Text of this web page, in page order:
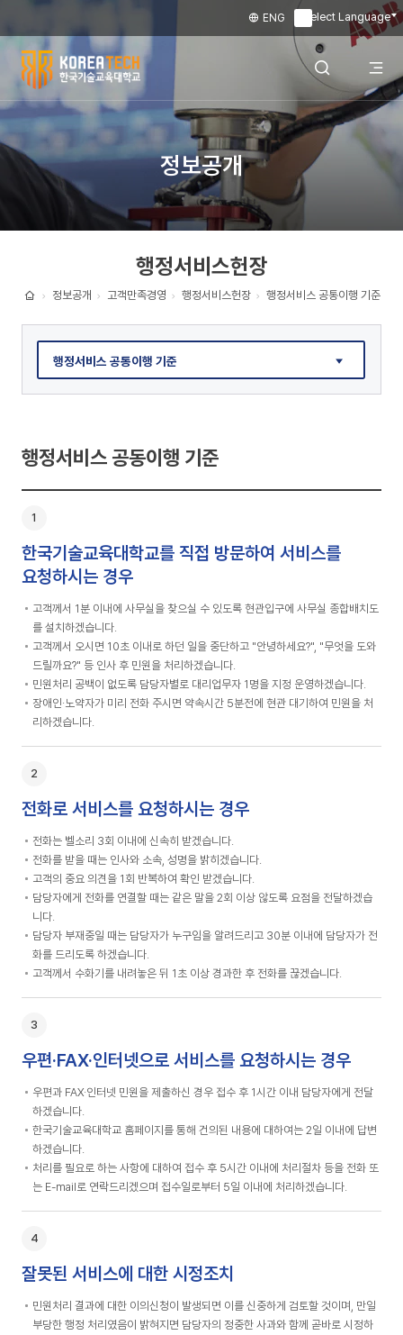
Select Language
▼
ENG
검색 레이어
한
국
기
교
대
학
뉴
열
정보공개
홈
정보공개 고객만족경영 행정서비스헌장 행정서비스 공통이행 기준
행정서비스헌장
행정서비스 공통이행 기준
행정서비스 공동이행 기준
한국기술교육대학교를 직접 방문하여 서비스를
요청하시는 경우
고객께서 1분 이내에 사무실을 찾으실 수 있도록 현관입구에 사무실 종합배치도
를 설치하겠습니다.
고객께서 오시면 10초 이내로 하던 일을 중단하고 "안녕하세요?", "무엇을 도와
드릴까요?" 등 인사 후 민원을 처리하겠습니다.
민원처리 공백이 없도록 담당자별로 대리업무자 1명을 지정 운영하겠습니다.
장애인·노약자가 미리 전화 주시면 약속시간 5분전에 현관 대기하여 민원을 처
리하겠습니다.
전화로 서비스를 요청하시는 경우
전화는 벨소리 3회 이내에 신속히 받겠습니다.
전화를 받을 때는 인사와 소속, 성명을 밝히겠습니다.
고객의 중요 의견을 1회 반복하여 확인 받겠습니다.
담당자에게 전화를 연결할 때는 같은 말을 2회 이상 않도록 요점을 전달하겠습
니다.
담당자 부재중일 때는 담당자가 누구임을 알려드리고 30분 이내에 담당자가 전
화를 드리도록 하겠습니다.
고객께서 수화기를 내려놓은 뒤 1초 이상 경과한 후 전화를 끊겠습니다.
우편·FAX·인터넷으로 서비스를 요청하시는 경우
우편과 FAX·인터넷 민원을 제출하신 경우 접수 후 1시간 이내 담당자에게 전달
하겠습니다.
한국기술교육대학교 홈페이지를 통해 건의된 내용에 대하여는 2일 이내에 답변
하겠습니다.
처리를 필요로 하는 사항에 대하여 접수 후 5시간 이내에 처리절차 등을 전화 또
는 E-mail로 연락드리겠으며 접수일로부터 5일 이내에 처리하겠습니다.
잘못된 서비스에 대한 시정조치
민원처리 결과에 대한 이의신청이 발생되면 이를 신중하게 검토할 것이며, 만일
부당한 행정 처리였음이 밝혀지면 담당자의 정중한 사과와 함께 곧바로 시정하